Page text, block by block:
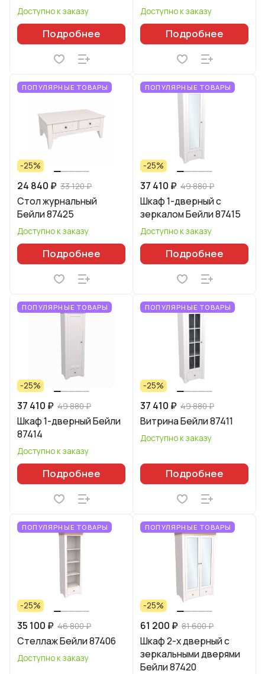
Доступно к заказу
Подробнее
Доступно к заказу
Подробнее
ПОПУЛЯРНЫЕ ТОВАРЫ
-25%
24 840 ₽ 33 120 ₽
Стол журнальный
Бейли 87425
Доступно к заказу
Подробнее
ПОПУЛЯРНЫЕ ТОВАРЫ
-25%
37 410 ₽ 49 880 ₽
Шкаф 1-дверный с
зеркалом Бейли 87415
Доступно к заказу
Подробнее
ПОПУЛЯРНЫЕ ТОВАРЫ
-25%
37 410 ₽ 49 880 ₽
Шкаф 1-дверный Бейли
87414
Доступно к заказу
Подробнее
ПОПУЛЯРНЫЕ ТОВАРЫ
-25%
37 410 ₽ 49 880 ₽
Витрина Бейли 87411
Доступно к заказу
Подробнее
ПОПУЛЯРНЫЕ ТОВАРЫ
-25%
35 100 ₽ 46 800 ₽
Стеллаж Бейли 87406
Доступно к заказу
ПОПУЛЯРНЫЕ ТОВАРЫ
-25%
61 200 ₽ 81 600 ₽
Шкаф 2-х дверный с
зеркальными дверями
Бейли 87420